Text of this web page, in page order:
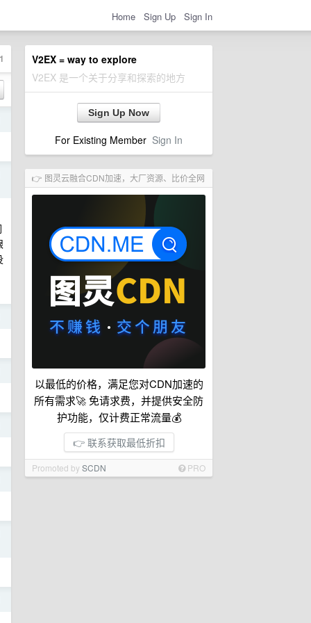
Home Sign Up Sign In
V2EX = way to explore
V2EX 是一个关于分享和探索的地方
Sign Up Now
For Existing Member Sign In
👉 图灵云融合CDN加速，大厂资源、比价全网
以最低的价格，满足您对CDN加速的
所有需求🚀 免请求费，并提供安全防
护功能，仅计费正常流量💰
👉 联系获取最低折扣
Promoted bySCDN PRO